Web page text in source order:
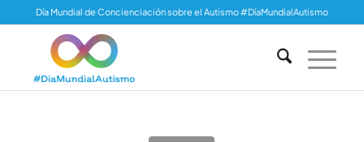
Día Mundial de Concienciación sobre el Autismo #DíaMundialAutismo